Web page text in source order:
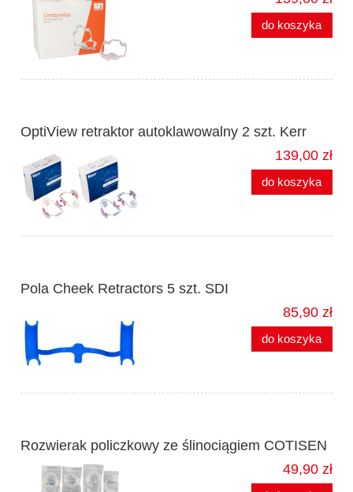
do koszyka
OptiView retraktor autoklawowalny 2 szt. Kerr
139,00 zł
do koszyka
Pola Cheek Retractors 5 szt. SDI
85,90 zł
do koszyka
Rozwierak policzkowy ze ślinociągiem COTISEN
49,90 zł